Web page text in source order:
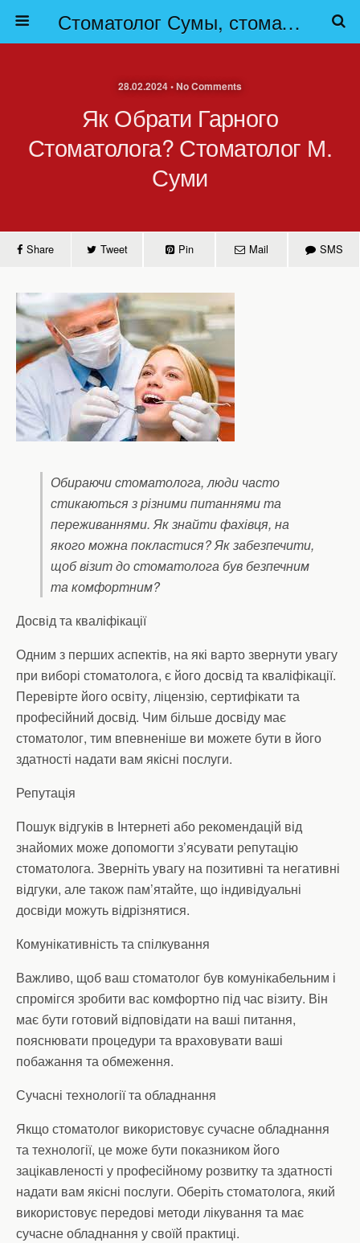
Стоматолог Сумы, стоматологические клиники Сумы, детская стоматология в Сумах. | Частная стоматология Сумы
28.02.2024 • No Comments
Як Обрати Гарного
Стоматолога? Стоматолог М.
Суми
Share Tweet Pin Mail SMS
Обираючи стоматолога, люди часто
стикаються з різними питаннями та
переживаннями. Як знайти фахівця, на
якого можна покластися? Як забезпечити,
щоб візит до стоматолога був безпечним
та комфортним?
Досвід та кваліфікації
Одним з перших аспектів, на які варто звернути увагу
при виборі стоматолога, є його досвід та кваліфікації.
Перевірте його освіту, ліцензію, сертифікати та
професійний досвід. Чим більше досвіду має
стоматолог, тим впевненіше ви можете бути в його
здатності надати вам якісні послуги.
Репутація
Пошук відгуків в Інтернеті або рекомендацій від
знайомих може допомогти з’ясувати репутацію
стоматолога. Зверніть увагу на позитивні та негативні
відгуки, але також пам’ятайте, що індивідуальні
досвіди можуть відрізнятися.
Комунікативність та спілкування
Важливо, щоб ваш стоматолог був комунікабельним і
спромігся зробити вас комфортно під час візиту. Він
має бути готовий відповідати на ваші питання,
пояснювати процедури та враховувати ваші
побажання та обмеження.
Сучасні технології та обладнання
Якщо стоматолог використовує сучасне обладнання
та технології, це може бути показником його
зацікавленості у професійному розвитку та здатності
надати вам якісні послуги. Оберіть стоматолога, який
використовує передові методи лікування та має
сучасне обладнання у своїй практиці.